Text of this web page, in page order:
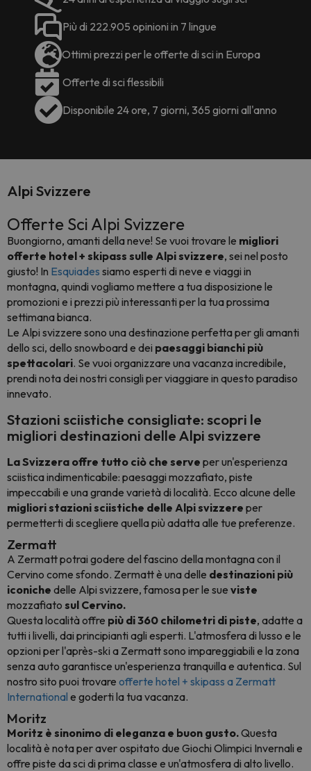
Più di 222.905 opinioni in 7 lingue
Ottimi prezzi per le offerte di sci in Europa
Offerte di sci flessibili
Disponibile 24 ore, 7 giorni, 365 giorni all'anno
Alpi Svizzere
Offerte Sci Alpi Svizzere
Buongiorno, amanti della neve! Se vuoi trovare le migliori
offerte hotel + skipass sulle Alpi svizzere, sei nel posto
giusto! In Esquiades siamo esperti di neve e viaggi in
montagna, quindi vogliamo mettere a tua disposizione le
promozioni e i prezzi più interessanti per la tua prossima
settimana bianca.
Le Alpi svizzere sono una destinazione perfetta per gli amanti
dello sci, dello snowboard e dei paesaggi bianchi più
spettacolari. Se vuoi organizzare una vacanza incredibile,
prendi nota dei nostri consigli per viaggiare in questo paradiso
innevato.
Stazioni sciistiche consigliate: scopri le
migliori destinazioni delle Alpi svizzere
La Svizzera offre tutto ciò che serve per un'esperienza
sciistica indimenticabile: paesaggi mozzafiato, piste
impeccabili e una grande varietà di località. Ecco alcune delle
migliori stazioni sciistiche delle Alpi svizzere per
permetterti di scegliere quella più adatta alle tue preferenze.
Zermatt
A Zermatt potrai godere del fascino della montagna con il
Cervino come sfondo. Zermatt è una delle destinazioni più
iconiche delle Alpi svizzere, famosa per le sue viste
mozzafiato sul Cervino.
Questa località offre più di 360 chilometri di piste, adatte a
tutti i livelli, dai principianti agli esperti. L'atmosfera di lusso e le
opzioni per l'après-ski a Zermatt sono impareggiabili e la zona
senza auto garantisce un'esperienza tranquilla e autentica. Sul
nostro sito puoi trovare offerte hotel + skipass a Zermatt
International e goderti la tua vacanza.
Moritz
Moritz è sinonimo di eleganza e buon gusto.Questa
località è nota per aver ospitato due Giochi Olimpici Invernali e
offre piste da sci di prima classe e un'atmosfera di alto livello.